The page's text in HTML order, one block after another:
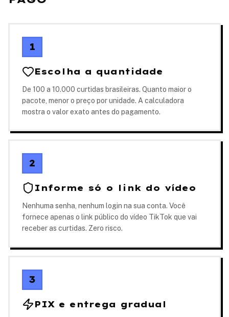
1
Escolha a quantidade
De 100 a 10.000 curtidas brasileiras. Quanto maior o
pacote, menor o preço por unidade. A calculadora
mostra o valor exato antes do pagamento.
2
Informe só o link do vídeo
Nenhuma senha, nenhum login na sua conta. Você
fornece apenas o link público do vídeo TikTok que vai
receber as curtidas. Zero risco.
3
PIX e entrega gradual